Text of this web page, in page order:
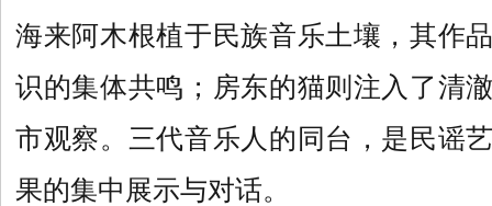
海来阿木根植于民族音乐土壤，其作
识的集体共鸣；房东的猫则注入了清
市观察。三代音乐人的同台，是民谣
果的集中展示与对话。